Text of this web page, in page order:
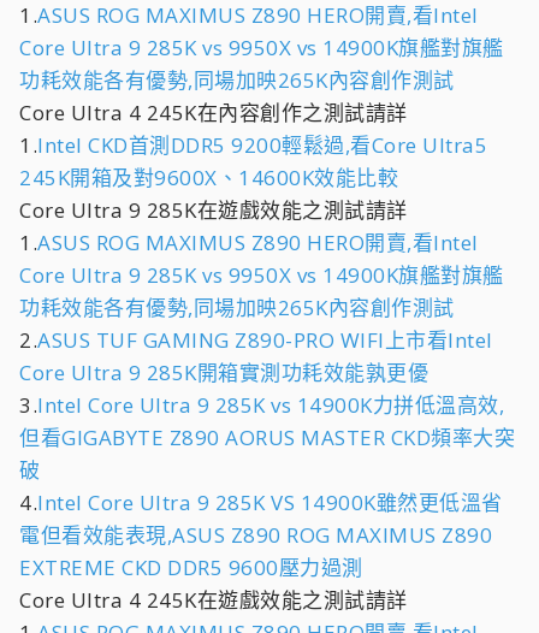
1.ASUS ROG MAXIMUS Z890 HERO開賣,看Intel
Core Ultra 9 285K vs 9950X vs 14900K旗艦對旗艦
功耗效能各有優勢,同場加映265K內容創作測試
Core Ultra 4 245K在內容創作之測試請詳
1.Intel CKD首測DDR5 9200輕鬆過,看Core Ultra5
245K開箱及對9600X、14600K效能比較
Core Ultra 9 285K在遊戲效能之測試請詳
1.ASUS ROG MAXIMUS Z890 HERO開賣,看Intel
Core Ultra 9 285K vs 9950X vs 14900K旗艦對旗艦
功耗效能各有優勢,同場加映265K內容創作測試
2.ASUS TUF GAMING Z890-PRO WIFI上市看Intel
Core Ultra 9 285K開箱實測功耗效能孰更優
3.Intel Core Ultra 9 285K vs 14900K力拼低溫高效,
但看GIGABYTE Z890 AORUS MASTER CKD頻率大突
破
4.Intel Core Ultra 9 285K VS 14900K雖然更低溫省
電但看效能表現,ASUS Z890 ROG MAXIMUS Z890
EXTREME CKD DDR5 9600壓力過測
Core Ultra 4 245K在遊戲效能之測試請詳